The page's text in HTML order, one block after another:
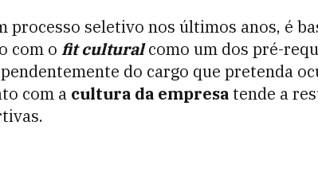
processo seletivo nos últimos anos, é
com o fit culturalcomo um dos pré-
do cargo que pretenda
com a cultura da empresa tende a